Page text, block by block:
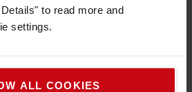
to read more and
settings.
ALL COOKIES